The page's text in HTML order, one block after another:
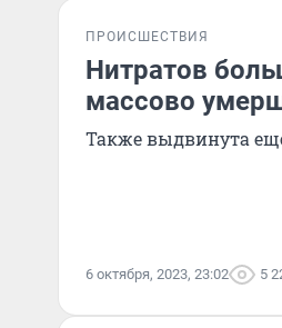
ПРОИСШЕСТВИЯ
Нитратов
массово
Также выдвинута
6 октября, 2023, 23:02 5